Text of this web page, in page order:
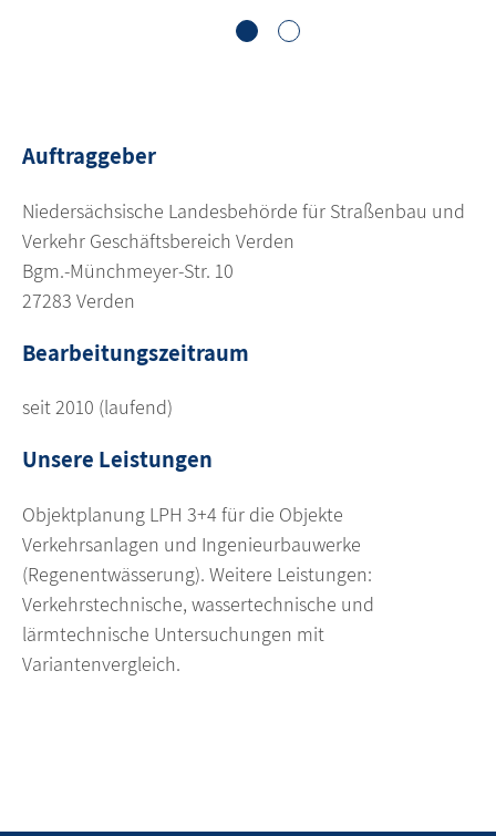
2
Auftraggeber
Niedersächsische Landesbehörde für Straßenbau und
Verkehr Geschäftsbereich Verden
Bgm.-Münchmeyer-Str. 10
27283 Verden
Bearbeitungszeitraum
seit 2010 (laufend)
Unsere Leistungen
Objektplanung LPH 3+4 für die Objekte
Verkehrsanlagen und Ingenieurbauwerke
(Regenentwässerung). Weitere Leistungen:
Verkehrstechnische, wassertechnische und
lärmtechnische Untersuchungen mit
Variantenvergleich.